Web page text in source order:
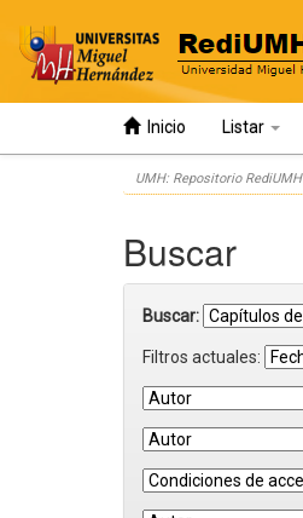
Inicio Listar
UMH: Repositorio RediUMH
Buscar
Buscar:
Filtros actuales: